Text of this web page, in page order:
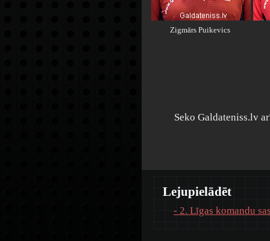
Zigmārs Puikevics
Seko Galdateniss.lv
Lejupielādēt
- 2. Līgas komandu